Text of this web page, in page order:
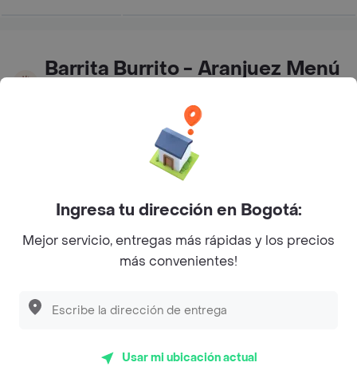
Barrita Burrito - Aranjuez Menú
Horarios de Apertura y Cierre
10:00 - 17:30
Ingresa tu dirección en Bogotá:
Mejor servicio, entregas más rápidas y los precios
más convenientes!
Usar mi ubicación actual